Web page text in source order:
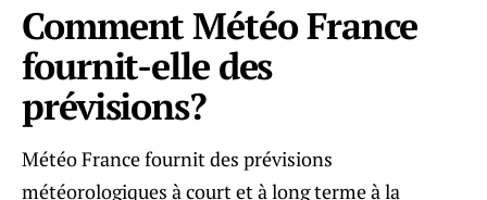
Comment Météo France
fournit-elle des
prévisions?
Météo France fournit des prévisions
météorologiques à court et à long terme à la